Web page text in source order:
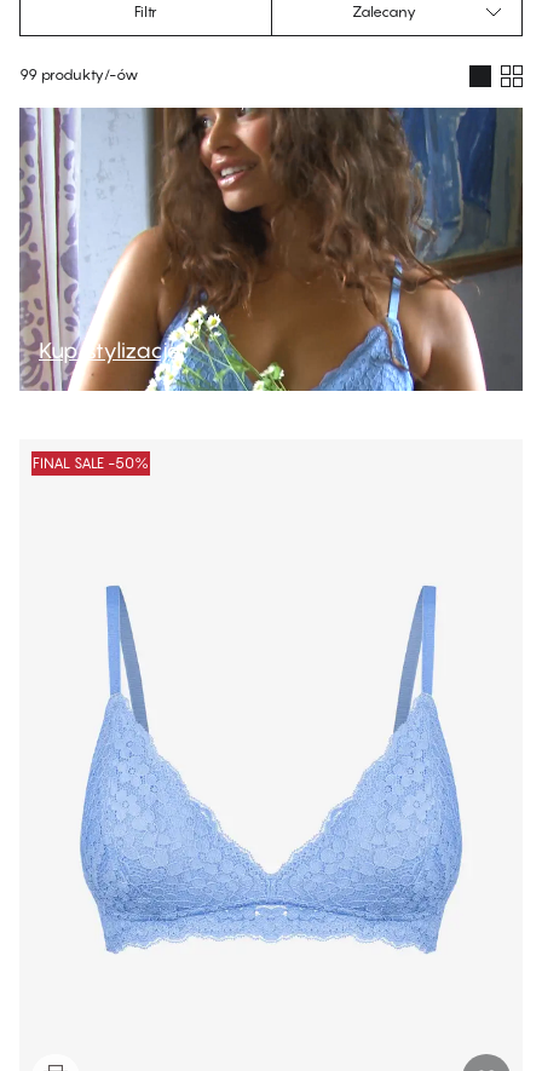
Filtr Zalecany
99 produkty/-ów
Produkty
FINAL SALE -50%
Kup stylizację